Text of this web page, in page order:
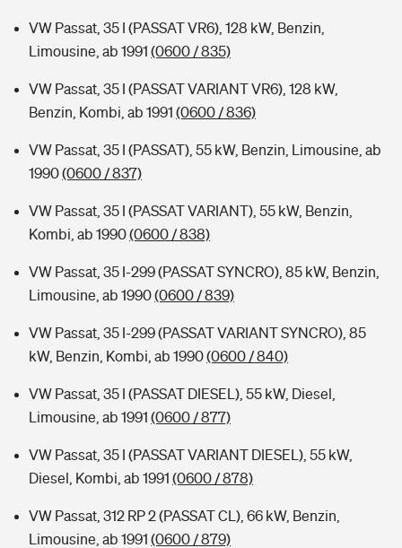
VW Passat, 35 I (PASSAT VR6), 128 kW, Benzin,
Limousine, ab 1991 (0600 / 835)
VW Passat, 35 I (PASSAT VARIANT VR6), 128 kW,
Benzin, Kombi, ab 1991 (0600 / 836)
VW Passat, 35 I (PASSAT), 55 kW, Benzin, Limousine, ab
1990(0600 / 837)
VW Passat, 35 I (PASSAT VARIANT), 55 kW, Benzin,
Kombi, ab 1990(0600 / 838)
VW Passat, 35 I-299 (PASSAT SYNCRO), 85 kW, Benzin,
Limousine, ab 1990(0600 / 839)
VW Passat, 35 I-299 (PASSAT VARIANT SYNCRO), 85
kW, Benzin, Kombi, ab 1990(0600 / 840)
VW Passat, 35 I (PASSAT DIESEL), 55 kW, Diesel,
Limousine, ab 1991 (0600 / 877)
VW Passat, 35 I (PASSAT VARIANT DIESEL), 55 kW,
Diesel, Kombi, ab 1991 (0600 / 878)
VW Passat, 312 RP 2 (PASSAT CL), 66 kW, Benzin,
Limousine, ab 1991 (0600 / 879)